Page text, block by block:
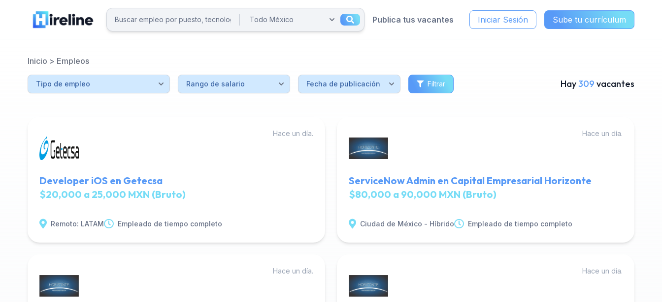
Publica tus vacantes Iniciar Sesión Sube tu currículum
Inicio > Empleos
Filtrar Hay309 vacantes
Hace un día.
Developer iOS en Getecsa
$20,000 a 25,000 MXN (Bruto)
Remoto: LATAM Empleado de tiempo completo
Hace un día.
ServiceNow Admin en Capital Empresarial Horizonte
$80,000 a 90,000 MXN (Bruto)
Ciudad de México - Híbrido Empleado de tiempo completo
Hace un día. Hace un día.